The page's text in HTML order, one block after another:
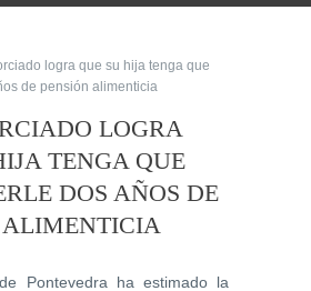
logra que su hija tenga que
de pensión alimenticia
LOGRA
TENGA QUE
DOS AÑOS DE
ALIMENTICIA
Pontevedra ha estimado la